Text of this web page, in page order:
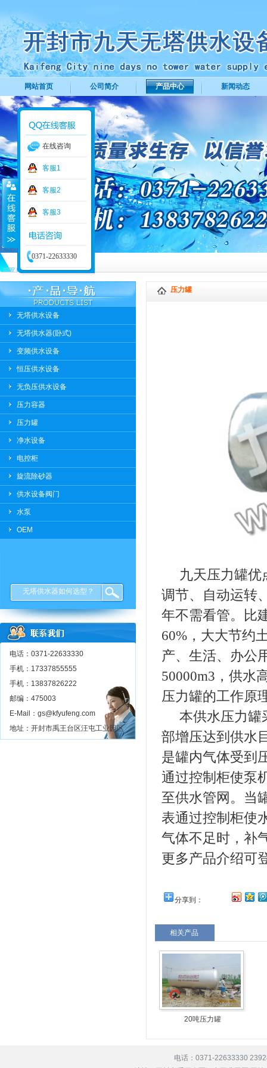
网站首页 公司简介 产品中心 新闻动态
无塔供水设备
无塔供水器(卧式)
变频供水设备
恒压供水设备
无负压供水设备
压力容器
压力罐
净水设备
电控柜
旋流除砂器
供水设备阀门
水泵
OEM
无塔供水器如何选型？
电话：0371-22633330
手机：17337855555
手机：13837826222
邮编：475003
E-Mail：gs@kfyufeng.com
地址：开封市禹王台区汪屯工业园区
压力罐
九天压力罐优
调节、自动运转
年不需看管。比
60%，大大节约
产、生活、办公
50000m3，供水
压力罐的工作原
本供水压力罐
部增压达到供水
是罐内气体受到
通过控制柜使泵
至供水管网。当
表通过控制柜使
气体不足时，补
更多产品介绍可
分享到：
相关产品
20吨压力罐
电话：0371-22633330
在线咨询
客服1
客服2
客服3
0371-22633330